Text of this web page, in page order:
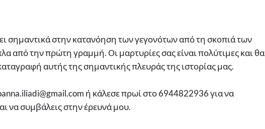
σημαντικά στην κατανόηση των γεγονότων από τη σκοπιά των
από την πρώτη γραμμή. Οι μαρτυρίες σας είναι πολύτιμες και θα
αυτής της σημαντικής πλευράς της ιστορίας μας.
ή κάλεσε πρωί στο 6944822936 για να
να συμβάλεις στην έρευνά μου.